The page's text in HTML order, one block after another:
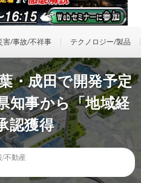
害/事故/不祥事 テクノロジー/製品
・成田で開発予定
知事から「地域経
認獲得
/不動産